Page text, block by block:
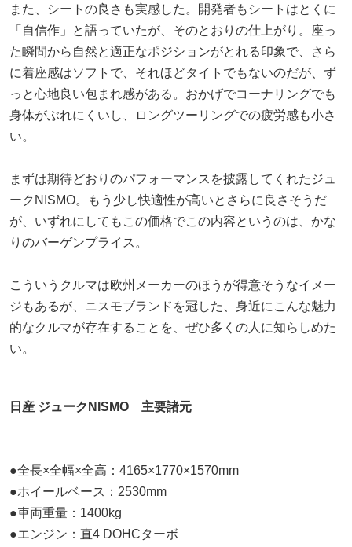
また、シートの良さも実感した。開発者もシートはとくに
「自信作」と語っていたが、そのとおりの仕上がり。座っ
た瞬間から自然と適正なポジションがとれる印象で、さら
に着座感はソフトで、それほどタイトでもないのだが、ず
っと心地良い包まれ感がある。おかげでコーナリングでも
身体がぶれにくいし、ロングツーリングでの疲労感も小さ
い。
まずは期待どおりのパフォーマンスを披露してくれたジュ
ークNISMO。もう少し快適性が高いとさらに良さそうだ
が、いずれにしてもこの価格でこの内容というのは、かな
りのバーゲンプライス。
こういうクルマは欧州メーカーのほうが得意そうなイメー
ジもあるが、ニスモブランドを冠した、身近にこんな魅力
的なクルマが存在することを、ぜひ多くの人に知らしめた
い。
日産 ジュークNISMO 主要諸元
●全長×全幅×全高：4165×1770×1570mm
●ホイールベース：2530mm
●車両重量：1400kg
●エンジン：直4 DOHCターボ